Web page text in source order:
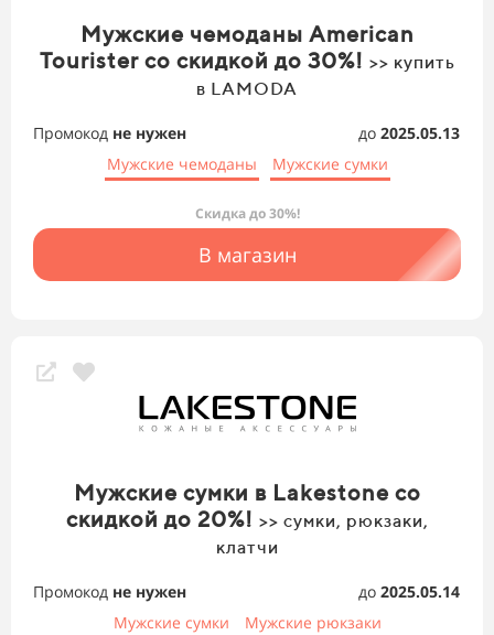
Мужские чемоданы American
Tourister со скидкой до 30%! >> купить
в LAMODA
Промокод не нужен до 2025.05.13
Мужские чемоданы
Мужские сумки
Скидка до 30%!
В магазин
Мужские сумки в Lakestone со
скидкой до 20%! >> сумки, рюкзаки,
клатчи
Промокод не нужен до 2025.05.14
Мужские сумки
Мужские рюкзаки